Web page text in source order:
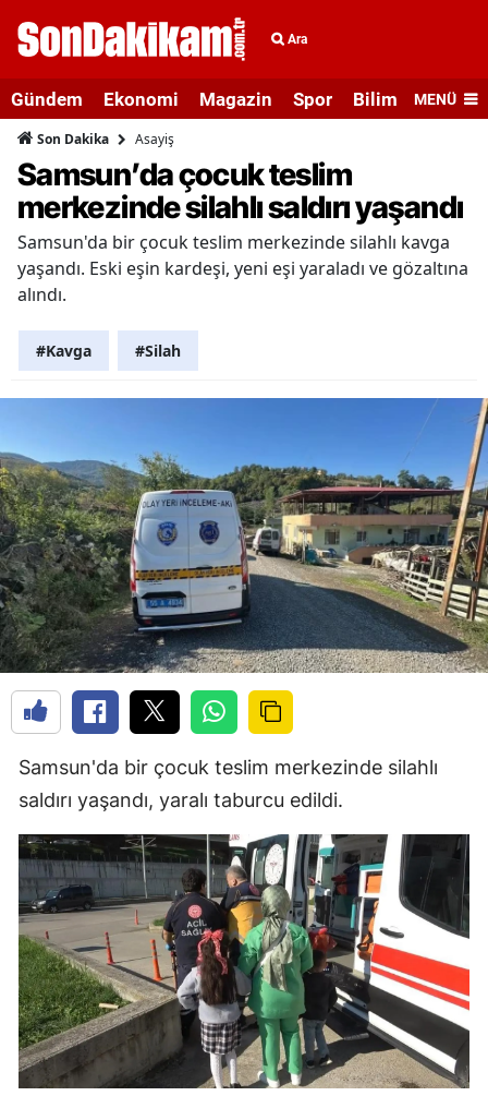
Ara
Gündem Ekonomi Magazin Spor Bilim veMENÜ
Son Dakika Asayiş
Samsun’da çocuk teslim
merkezinde silahlı saldırı yaşandı
Samsun'da bir çocuk teslim merkezinde silahlı kavga
yaşandı. Eski eşin kardeşi, yeni eşi yaraladı ve gözaltına
alındı.
#Kavga #Silah
Samsun'da bir çocuk teslim merkezinde silahlı
saldırı yaşandı, yaralı taburcu edildi.